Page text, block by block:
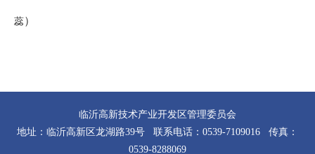
蕊）
临沂高新技术产业开发区管理委员会
地址：临沂高新区龙湖路39号 联系电话：0539-7109016 传真：
0539-8288069